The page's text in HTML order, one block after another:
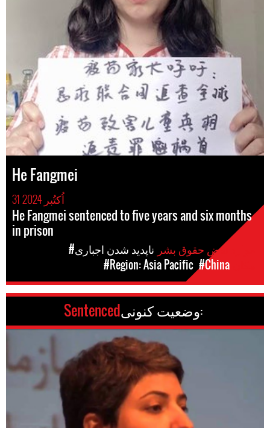
He Fangmei
31 اُکتُبر 2024
He Fangmei sentenced to five years and six months
in prison
#ناپدید شدن اجباری
#Region: Asia Pacific #China
وضعیت کنونی: Sentenced